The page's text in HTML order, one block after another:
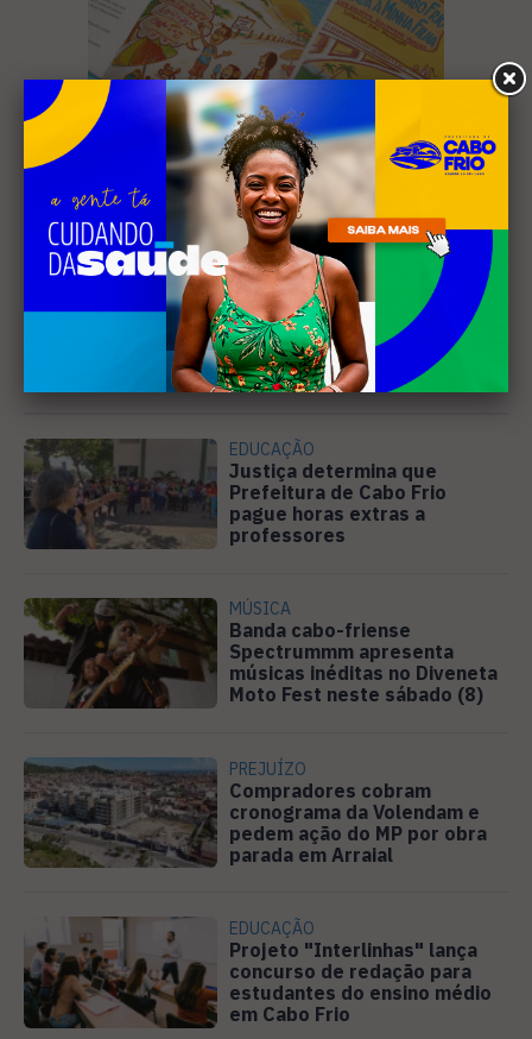
Leia Também
EDUCAÇÃO
Justiça determina que
Prefeitura de Cabo Frio
pague horas extras a
professores
MÚSICA
Banda cabo-friense
Spectrummm apresenta
músicas inéditas no Diveneta
Moto Fest neste sábado (8)
PREJUÍZO
Compradores cobram
cronograma da Volendam e
pedem ação do MP por obra
parada em Arraial
EDUCAÇÃO
Projeto "Interlinhas" lança
concurso de redação para
estudantes do ensino médio
em Cabo Frio